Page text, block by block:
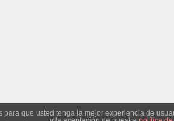
para que usted tenga la mejor experiencia de